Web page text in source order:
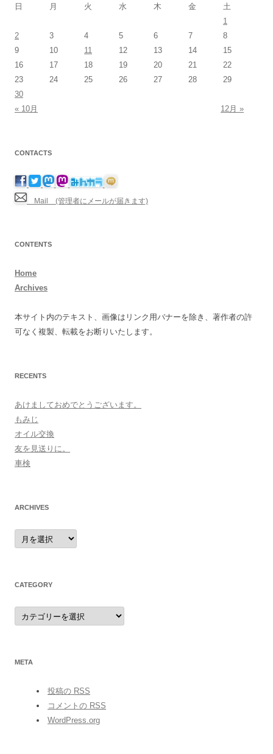
日
月 火 水 木 金
土
1
2
3 4 5 6 7
8
9
10 11 12 13 14
15
16
17 18 19 20 21
22
23
24 25 26 27 28
29
30
« 10月
12月 »
CONTACTS
Mail (管理者にメールが届きます)
CONTENTS
Home
Archives
本サイト内のテキスト、画像はリンク用バナーを除き、著作者の許
可なく複製、転載をお断りいたします。
RECENTS
あけましておめでとうございます。
もみじ
オイル交換
友を見送りに。
車検
ARCHIVES
archives
CATEGORY
category
META
投稿の RSS
コメントの RSS
WordPress.org